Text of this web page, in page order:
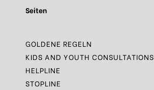
Seiten
GOLDENE REGELN
KIDS AND YOUTH CONSULTATIONS
HELPLINE
STOPLINE